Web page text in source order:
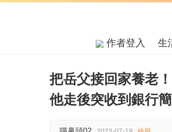
作者登入 生
把岳父接回家養老
他走後突收到銀行